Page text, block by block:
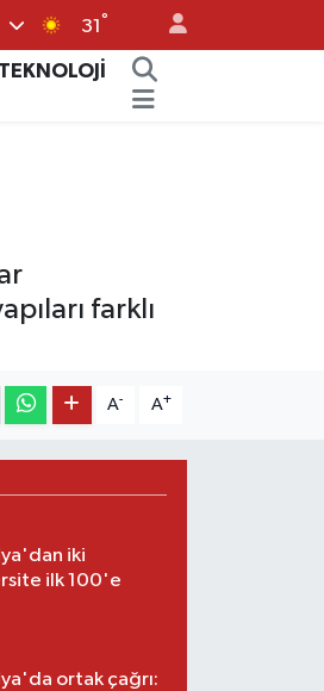
31 °
farklı
A- A+
iki
ilk 100'e
ortak çağrı: